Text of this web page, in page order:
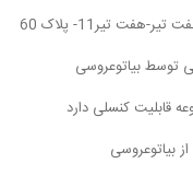
هفت تیر11- پلاک 60
توسط بیاتوعروسی
قابلیت کنسلی دارد
بیاتوعروسی